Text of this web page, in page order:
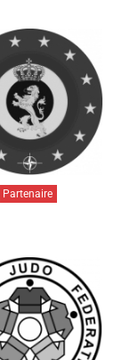
Partenaire